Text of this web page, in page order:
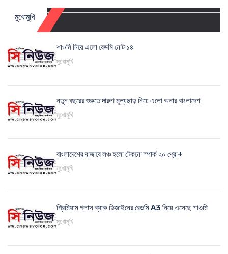
মুখোমুখি
শাওমি নিয়ে এলো রেডমি নোট ১৪
মুখোমুখি
নতুন বছরের শুরুতে দারুণ মূল্যছাড় নিয়ে এলো অনার বাংলাদেশ
মুখোমুখি
বাংলাদেশের বাজারে লঞ্চ হলো টেকনো স্পার্ক ২০ প্রো+
মুখোমুখি
প্রিমিয়াম গ্লাস ব্যাক ডিজাইনের রেডমি A3 নিয়ে এসেছে শাওমি
মুখোমুখি